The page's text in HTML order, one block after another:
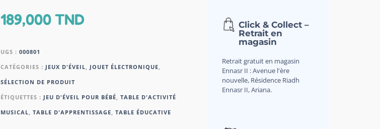
189,000TND
UGS : 000801
CATÉGORIES : JEUX D'ÉVEIL, JOUET ÉLECTRONIQUE,
SÉLECTION DE PRODUIT
ÉTIQUETTES : JEU D'ÉVEIL POUR BÉBÉ, TABLE D'ACTIVITÉ
MUSICAL, TABLE D'APPRENTISSAGE, TABLE ÉDUCATIVE
Click & Collect –
Retrait en
magasin
Retrait gratuit en magasin
Ennasr II : Avenue l'ère
nouvelle, Résidence Riadh
Ennasr II, Ariana.